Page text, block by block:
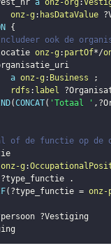
a onz-org :
onz-g : hasDataValue
{
ook de
onz-g : partOf*/
a onz-g : Business
;
rdfs : label
(CONCAT( 'Totaal ' ,
of de functie op de
onz-g :
?type_functie
.
( ?type_functie = onz-
?Vestiging